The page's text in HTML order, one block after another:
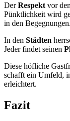
DerRespekt vor
Pünktlichkeit wird
in den Begegnungen.
In den Städten
Jeder findet seinen
Diese höfliche
schafft ein Umfeld,
erleichtert.
Fazit